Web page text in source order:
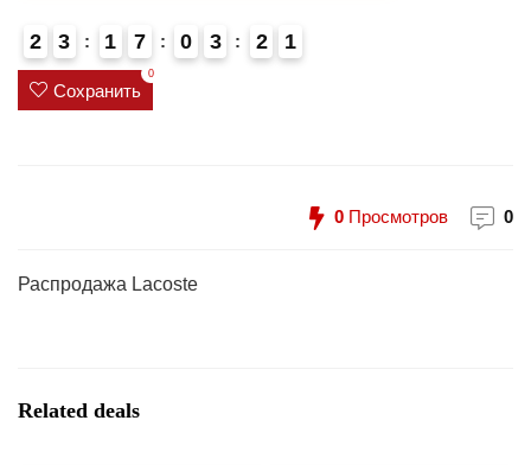
2 3 1 7 0 3 2
1
Сохранить
0
0 Просмотров 0
Распродажа Lacoste
Related deals